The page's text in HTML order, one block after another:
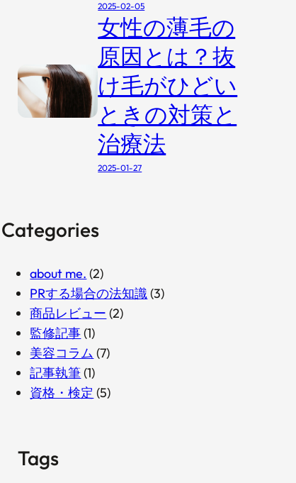
2025-02-05
女性の薄毛の
原因とは？抜
け毛がひどい
ときの対策と
治療法
2025-01-27
Categories
about me. (2)
PRする場合の法知識(3)
商品レビュー (2)
監修記事(1)
美容コラム (7)
記事執筆(1)
資格・検定 (5)
Tags